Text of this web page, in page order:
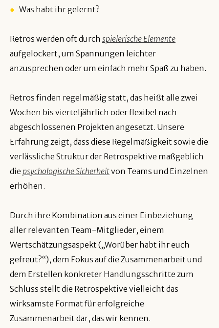
● Was habt ihr gelernt?
Retros werden oft durch spielerische Elemente
aufgelockert, um Spannungen leichter
anzusprechen oder um einfach mehr Spaß zu haben.
Retros finden regelmäßig statt, das heißt alle zwei
Wochen bis vierteljährlich oder flexibel nach
abgeschlossenen Projekten angesetzt. Unsere
Erfahrung zeigt, dass diese Regelmäßigkeit sowie die
verlässliche Struktur der Retrospektive maßgeblich
die psychologische Sicherheitvon Teams und Einzelnen
erhöhen.
Durch ihre Kombination aus einer Einbeziehung
aller relevanten Team-Mitglieder, einem
Wertschätzungsaspekt („Worüber habt ihr euch
gefreut?“), dem Fokus auf die Zusammenarbeit und
dem Erstellen konkreter Handlungsschritte zum
Schluss stellt die Retrospektive vielleicht das
wirksamste Format für erfolgreiche
Zusammenarbeit dar, das wir kennen.